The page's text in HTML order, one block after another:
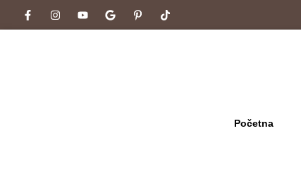
Početna